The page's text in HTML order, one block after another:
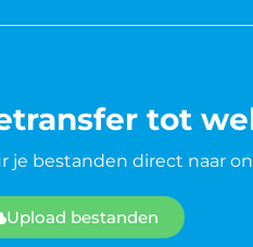
tot
je bestanden direct naar
Upload bestanden